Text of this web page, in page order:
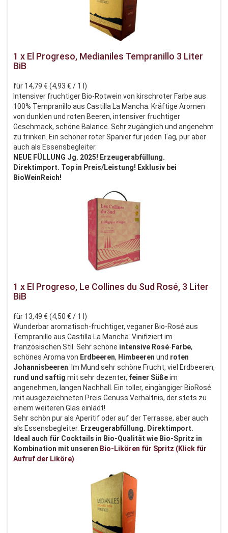
1 x El Progreso, Medianiles Tempranillo 3 Liter
BiB
für 14,79 € (4,93 € / 1 l)
Intensiver fruchtiger Bio-Rotwein von kirschroter Farbe aus
100% Tempranillo aus Castilla La Mancha. Kräftige Aromen
von dunklen und roten Beeren, intensiver fruchtiger
Geschmack, schöne Balance. Sehr zugänglich und angenehm
zu trinken. Ein schöner roter Spanier für jeden Tag, pur aber
auch als Essensbegleiter.
NEUE FÜLLUNG Jg. 2025! Erzeugerabfüllung.
Direktimport. Top in Preis/Leistung! Exklusiv bei
BioWeinReich!
1 x El Progreso, Le Collines du Sud Rosé, 3 Liter
BiB
für 13,49 € (4,50 € / 1 l)
Wunderbar aromatisch-fruchtiger, veganer Bio-Rosé aus
Tempranillo aus Castilla La Mancha. Vinifiziert im
französischen Stil. Sehr schöne intensive Rosé-Farbe,
schönes Aroma von Erdbeeren, Himbeeren und roten
Johannisbeeren . Im Mund sehr schöne Frucht, viel Erdbeeren,
rund und saftig mit sehr dezenter, feiner Süßeim
angenehmen, langen Nachhall. Ein toller, eingängiger BioRosé
mit ausgezeichneten Preis Genuss Verhältnis, der stets zu
einem weiteren Glas einlädt!
Sehr schön pur als Aperitif oder auf der Terrasse, aber auch
als Essensbegleiter. Erzeugerabfüllung. Direktimport.
Ideal auch für Cocktails in Bio-Qualität wie Bio-Spritz in
Kombination mit unseren Bio-Likören für Spritz (Klick für
Aufruf der Liköre)